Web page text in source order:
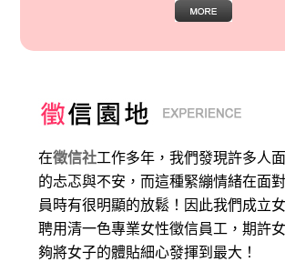
在徵信社工作多年，我們發現許多人
的忐忑與不安，而這種緊繃情緒在面
員時有很明顯的放鬆！因此我們成立
聘用清一色專業女性徵信員工，期許
夠將女子的體貼細心發揮到最大 ！